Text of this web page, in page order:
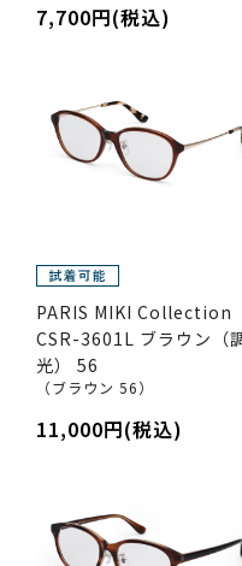
7,700円(税込)
PARIS MIKI Collection
CSR-3601L ブラウン（
光） 56
（ブラウン 56）
11,000円(税込)